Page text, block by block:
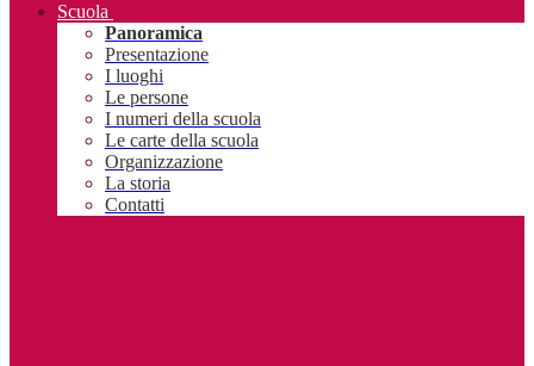
Scuola
Panoramica
Presentazione
I luoghi
Le persone
I numeri della scuola
Le carte della scuola
Organizzazione
La storia
Contatti